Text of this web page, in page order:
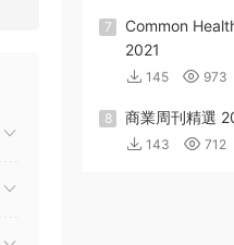
7
Common
2021
145 973
8 商業周刊精選
143 712